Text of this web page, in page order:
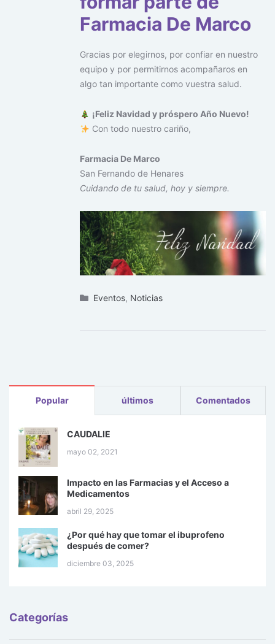
Farmacia De Marco
Gracias por elegirnos, por confiar en nuestro
equipo y por permitirnos acompañaros en
algo tan importante como vuestra salud.
¡Feliz Navidad y próspero Año Nuevo!
Con todo nuestro cariño,
Farmacia De Marco
San Fernando de Henares
Cuidando de tu salud, hoy y siempre.
Eventos, Noticias
Popular últimos Comentados
CAUDALIE
mayo 02, 2021
Impacto en las Farmacias y el Acceso a
Medicamentos
abril 29, 2025
¿Por qué hay que tomar el ibuprofeno
después de comer?
diciembre 03, 2025
Categorías